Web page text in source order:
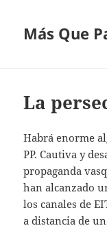
Más Que
La
Habrá enorme
PP. Cautiva y
propaganda
han alcanzado
los canales de
a distancia de